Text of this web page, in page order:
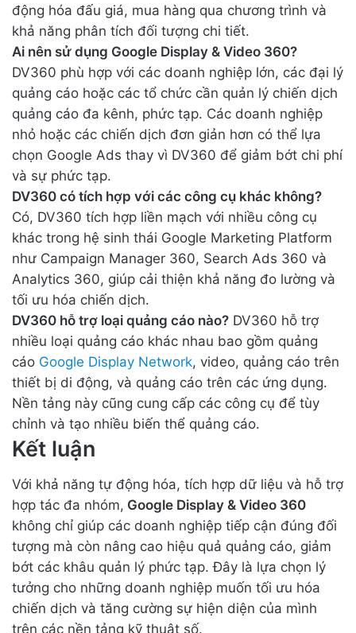
động hóa đấu giá, mua hàng qua chương trình và
khả năng phân tích đối tượng chi tiết.
Ai nên sử dụng Google Display & Video 360?
DV360 phù hợp với các doanh nghiệp lớn, các đại lý
quảng cáo hoặc các tổ chức cần quản lý chiến dịch
quảng cáo đa kênh, phức tạp. Các doanh nghiệp
nhỏ hoặc các chiến dịch đơn giản hơn có thể lựa
chọn Google Ads thay vì DV360 để giảm bớt chi phí
và sự phức tạp.
DV360 có tích hợp với các công cụ khác không?
Có, DV360 tích hợp liền mạch với nhiều công cụ
khác trong hệ sinh thái Google Marketing Platform
như Campaign Manager 360, Search Ads 360 và
Analytics 360, giúp cải thiện khả năng đo lường và
tối ưu hóa chiến dịch.
DV360 hỗ trợ loại quảng cáo nào? DV360 hỗ trợ
nhiều loại quảng cáo khác nhau bao gồm quảng
cáo Google Display Network, video, quảng cáo trên
thiết bị di động, và quảng cáo trên các ứng dụng.
Nền tảng này cũng cung cấp các công cụ để tùy
chỉnh và tạo nhiều biến thể quảng cáo.
Kết luận
Với khả năng tự động hóa, tích hợp dữ liệu và hỗ trợ
hợp tác đa nhóm, Google Display & Video 360
không chỉ giúp các doanh nghiệp tiếp cận đúng đối
tượng mà còn nâng cao hiệu quả quảng cáo, giảm
bớt các khâu quản lý phức tạp. Đây là lựa chọn lý
tưởng cho những doanh nghiệp muốn tối ưu hóa
chiến dịch và tăng cường sự hiện diện của mình
trên các nền tảng kỹ thuật số.